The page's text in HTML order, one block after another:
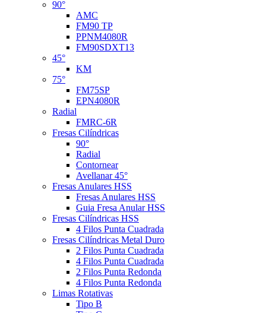
90°
AMC
FM90 TP
PPNM4080R
FM90SDXT13
45°
KM
75°
FM75SP
EPN4080R
Radial
FMRC-6R
Fresas Cilíndricas
90°
Radial
Contornear
Avellanar 45°
Fresas Anulares HSS
Fresas Anulares HSS
Guia Fresa Anular HSS
Fresas Cilíndricas HSS
4 Filos Punta Cuadrada
Fresas Cilíndricas Metal Duro
2 Filos Punta Cuadrada
4 Filos Punta Cuadrada
2 Filos Punta Redonda
4 Filos Punta Redonda
Limas Rotativas
Tipo B